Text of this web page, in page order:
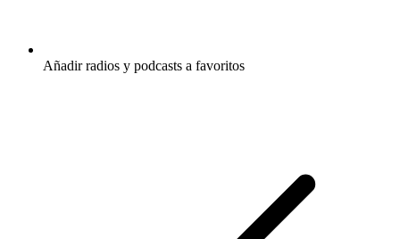
Añadir radios y podcasts a favoritos